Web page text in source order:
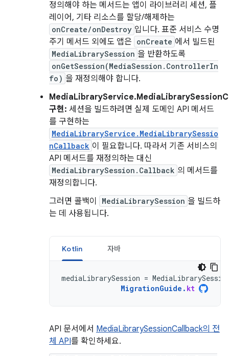
정의해야 하는 메서드는 앱이 라이브러리 세션, 플
레이어, 기타 리소스를 할당/해제하는
onCreate/onDestroy 입니다. 표준 서비스 수명
주기 메서드 외에도 앱은 onCreate 에서 빌드된
MediaLibrarySession 을 반환하도록
onGetSession(MediaSession.ControllerIn
fo) 을 재정의해야 합니다.
구현: 세션을 빌드하려면 실제 도메인 API 메서드
를 구현하는
MediaLibraryService.MediaLibrarySessio
nCallback 이 필요합니다. 따라서 기존 서비스의
API 메서드를 재정의하는 대신
MediaLibrarySession.Callback 의 메서드를
재정의합니다.
그러면 콜백이
MediaLibrarySession 을 빌드하
는 데 사용됩니다.
Kotlin 자바
mediaLibrarySession =
MigrationGuide . kt
API 문서에서 MediaLibrarySessionCallback의 전
체 API를 확인하세요.